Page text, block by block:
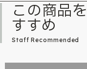
この商品
すすめ
Staff Recommended